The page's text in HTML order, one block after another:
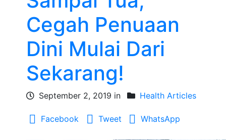
Cegah Penuaan
Dini Mulai Dari
Sekarang!
September 2, 2019 in Health Articles
Facebook Tweet WhatsApp